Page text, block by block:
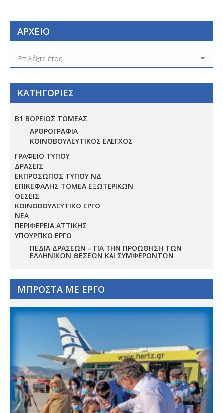
ΑΡΧΕΙΟ
ΑΡΧΕΙΟ
ΚΑΤΗΓΟΡΙΕΣ
Β1 ΒΟΡΕΙΟΣ ΤΟΜΕΑΣ
ΑΡΘΡΟΓΡΑΦΙΑ
ΚΟΙΝΟΒΟΥΛΕΥΤΙΚΟΣ ΕΛΕΓΧΟΣ
ΓΡΑΦΕΙΟ ΤΥΠΟΥ
ΔΡΑΣΕΙΣ
ΕΚΠΡΟΣΩΠΟΣ ΤΥΠΟΥ ΝΔ
ΕΠΙΚΕΦΑΛΗΣ ΤΟΜΕΑ ΕΞΩΤΕΡΙΚΩΝ
ΘΕΣΕΙΣ
ΚΟΙΝΟΒΟΥΛΕΥΤΙΚΟ ΕΡΓΟ
ΝΕΑ
ΠΕΡΙΦΕΡΕΙΑ ΑΤΤΙΚΗΣ
ΥΠΟΥΡΓΙΚΟ ΕΡΓΟ
ΠΕΔΊΑ ΔΡΆΣΕΩΝ – ΓΙΑ ΤΗΝ ΠΡΟΏΘΗΣΗ ΤΩΝ
ΕΛΛΗΝΙΚΏΝ ΘΈΣΕΩΝ ΚΑΙ ΣΥΜΦΕΡΌΝΤΩΝ
ΜΠΡΟΣΤΑ ΜΕ ΕΡΓΟ